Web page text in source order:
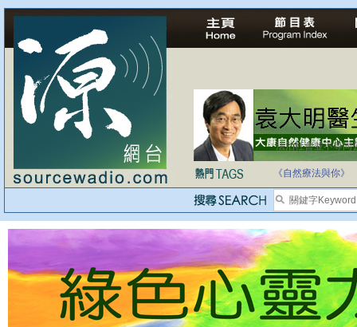
法治社會並不等同
自家教育合法化-
《自然療法與你》